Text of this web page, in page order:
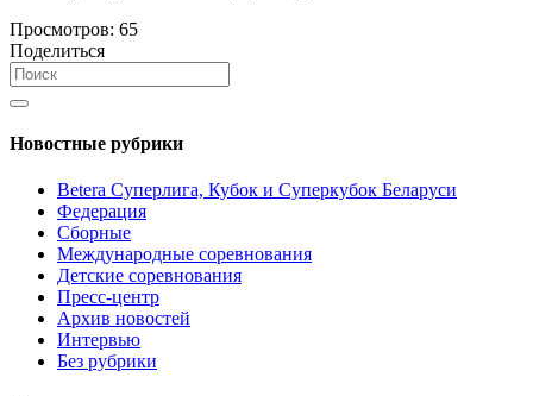
Просмотров: 65
Поделиться
Новостные рубрики
Betera Суперлига, Кубок и Суперкубок Беларуси
Федерация
Сборные
Международные соревнования
Детские соревнования
Пресс-центр
Архив новостей
Интервью
Без рубрики